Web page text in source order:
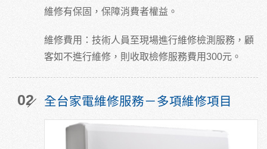
維修有保固，保障消費者權益。
維修費用：技術人員至現場進行維修檢測服務，顧
客如不進行維修，則收取檢修服務費用300元。
02 全台家電維修服務－多項維修項目